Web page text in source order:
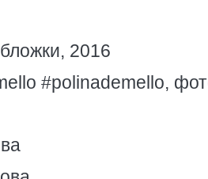
2016
#polinademello,